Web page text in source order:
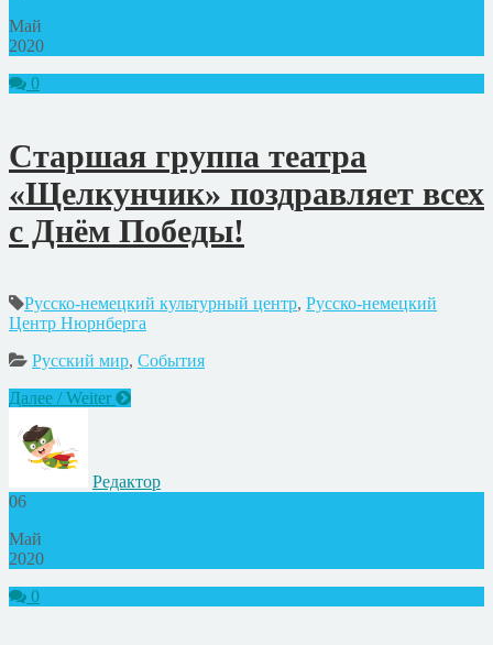
Май
2020
0
Старшая группа театра
«Щелкунчик» поздравляет всех
с Днём Победы!
Русско-немецкий культурный центр, Русско-немецкий
Центр Нюрнберга
Русский мир, События
Далее / Weiter
Редактор
06
Май
2020
0